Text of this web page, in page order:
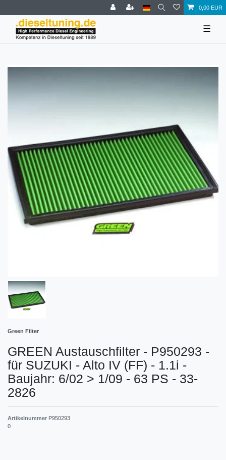
0,00 EUR
☰
Green Filter
GREEN Austauschfilter - P950293 -
für SUZUKI - Alto IV (FF) - 1.1i -
Baujahr: 6/02 > 1/09 - 63 PS - 33-
2826
Artikelnummer P950293
0